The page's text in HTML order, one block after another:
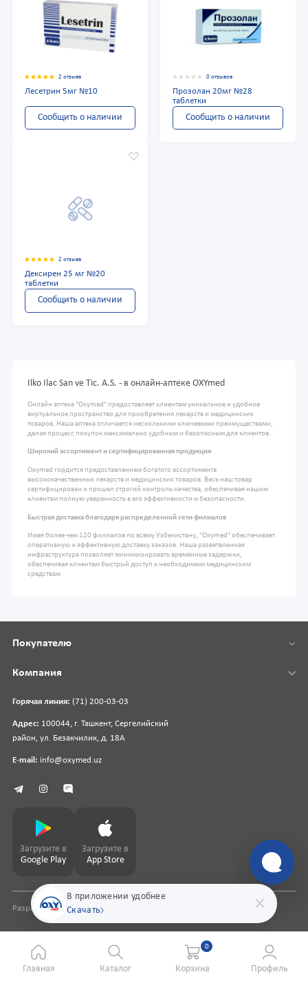
2 отзыва
Лесетрин 5мг №10
Сообщить о наличии
0 отзывов
Прозолан 20мг №28
таблетки
Сообщить о наличии
2 отзыва
Дексирен 25 мг №20
таблетки
Сообщить о наличии
Ilko Ilac San ve Tic. A.S. - в онлайн-аптеке OXYmed
Онлайн аптека "Oxymed" предоставляет клиентам уникальное и удобное
виртуальное пространство для приобретения лекарств и медицинских
товаров. Наша аптека отличается несколькими ключевыми преимуществами,
делая процесс покупок максимально удобным и безопасным для клиентов.
Широкий ассортимент и сертифицированная продукция
Oxymed гордится предоставлением богатого ассортимента
высококачественных лекарств и медицинских товаров. Весь наш товар
сертифицирован и прошел строгий контроль качества, обеспечивая нашим
клиентам полную уверенность в его эффективности и безопасности.
Быстрая доставка благодаря распределенной сети филиалов
Имея более чем 120 филиалов по всему Узбекистану, "Oxymed" обеспечивает
оперативную и эффективную доставку заказов. Наша разветвленная
инфраструктура позволяет минимизировать временные задержки,
обеспечивая клиентам быстрый доступ к необходимым медицинским
средствам
В приложении удобнее
Скачать
Горячая линия: (71) 200-03-03
Адрес: 100044, г. Ташкент, Сергелийский
район, ул. Безакчилик, д. 18А
E-mail: info@oxymed.uz
Покупателю
Компания
Загрузите в
Google Play
Загрузите в
App Store
Разработка сайтаpharmit.uz
Главная Каталог
0
Корзина Профиль